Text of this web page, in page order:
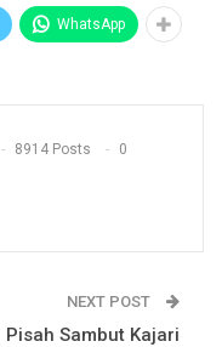
WhatsApp
8914 Posts 0
NEXT POST
Pisah Sambut Kajari